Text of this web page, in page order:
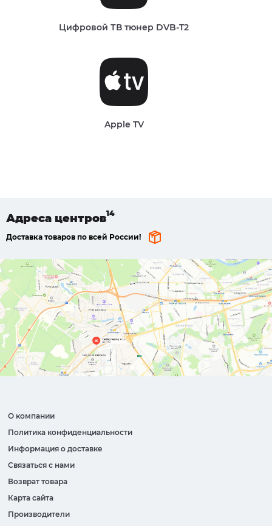
Цифровой ТВ тюнер DVB-T2
Apple TV
Адреса центров
Доставка товаров по всей России!
О компании
Политика конфиденциальности
Информация о доставке
Связаться с нами
Возврат товара
Карта сайта
Производители